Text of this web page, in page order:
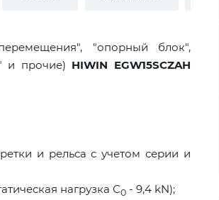
"опорный блок",
и прочие) HIWIN EGW15SCZAH
и рельса с учетом серии и
нагрузка С0 - 9,4 kN);